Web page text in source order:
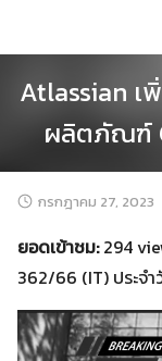
Atlassian เ
ผลิตภัณฑ์
กรกฎาคม 27, 2023
ยอดเข้าชม:294
362/66 (IT) ประจ